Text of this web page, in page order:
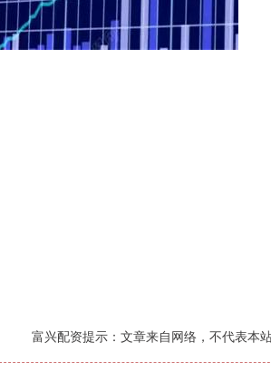
富兴配资提示：文章来自网络，不代表本站